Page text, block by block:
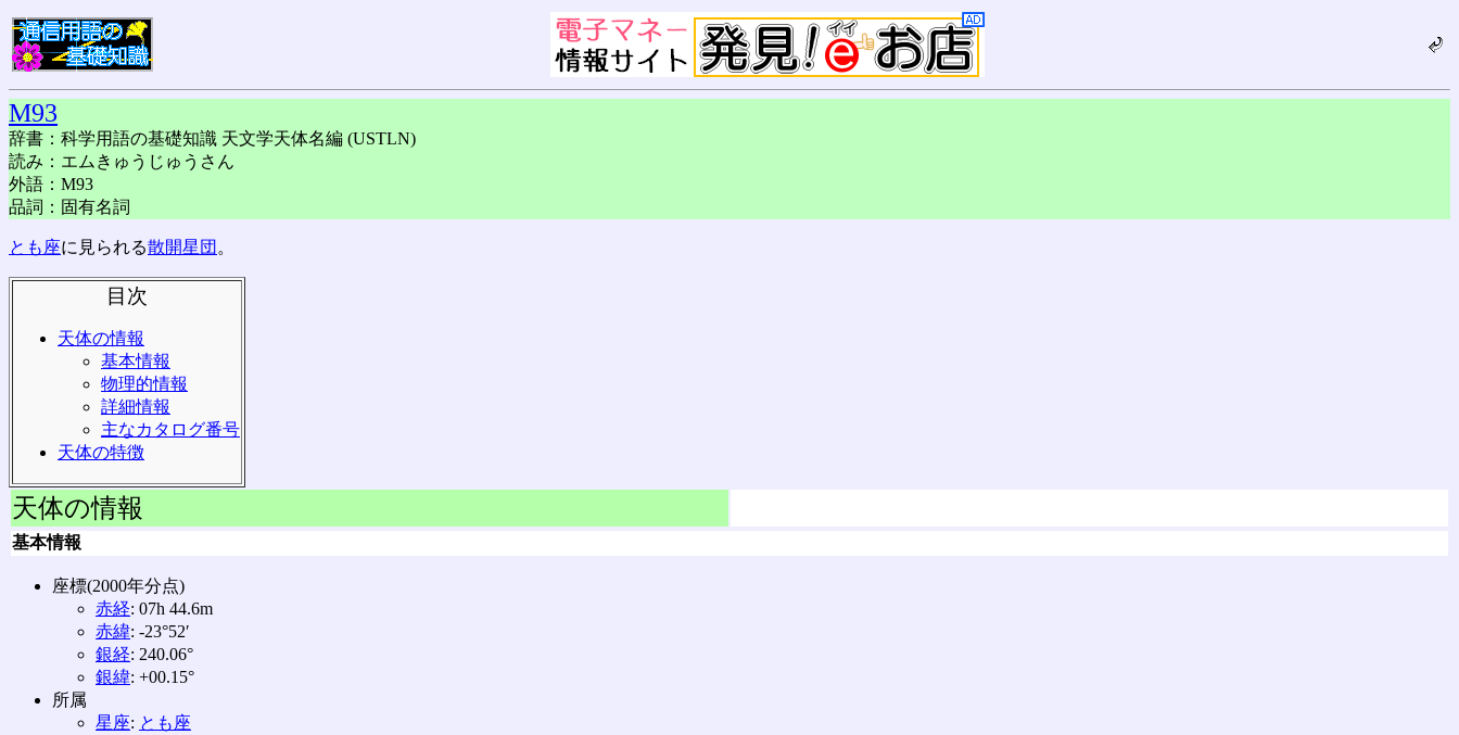
M93
辞書：科学用語の基礎知識 天文学天体名編 (USTLN)
読み：エムきゅうじゅうさん
外語：M93
品詞：固有名詞
とも座に見られる散開星団 。
目次
天体の情報
基本情報
物理的情報
詳細情報
主なカタログ番号
天体の特徴
天体の情報
基本情報
座標(2000年分点)
赤経: 07h 44.6m
赤緯: -23°52′
銀経: 240.06°
銀緯: +00.15°
所属
星座: とも座